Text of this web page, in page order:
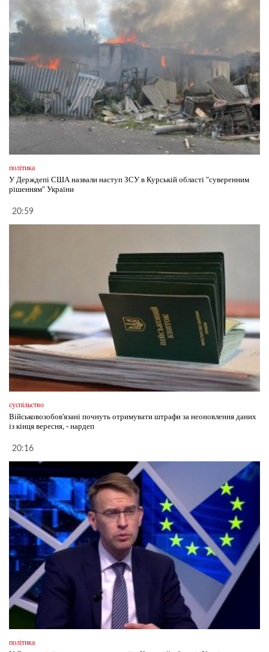
політика
У Держдепі США назвали наступ ЗСУ в Курській області "суверенним
рішенням" України
20:59
суспільство
Військовозобов'язані почнуть отримувати штрафи за неоновлення даних
із кінця вересня, - нардеп
20:16
політика